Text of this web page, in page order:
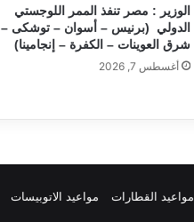
الوزير : مصر تنفذ الممر اللوجستي
الدولي (برنيس – أسوان – توشكى –
شرق العوينات – الكفرة – إنجامينا)
أغسطس 7, 2026
مواعيد القطارات مواعيد الاتوبيسات